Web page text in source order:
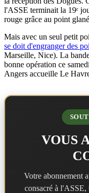
l'ASSE terminait la 19ᵉ
rouge grâce au point
Mais avec un seul petit
se doit d'engranger des
Marseille, Nice). La
bonne opération ce
Angers accueille Le
VOUS
Votre abonnement
consacré à l'ASSE,